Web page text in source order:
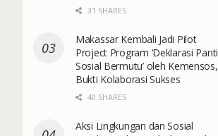
31 SHARES
Makassar Kembali Jadi Pilot
Project Program ‘Deklarasi Panti
Sosial Bermutu’ oleh Kemensos,
Bukti Kolaborasi Sukses
40 SHARES
Aksi Lingkungan dan Sosial